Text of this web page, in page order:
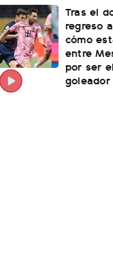
Tras el
regreso
cómo
entre
por ser